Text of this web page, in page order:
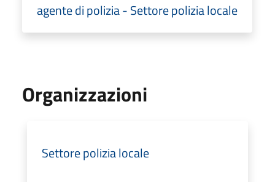
agente di polizia - Settore polizia locale
Organizzazioni
Settore polizia locale